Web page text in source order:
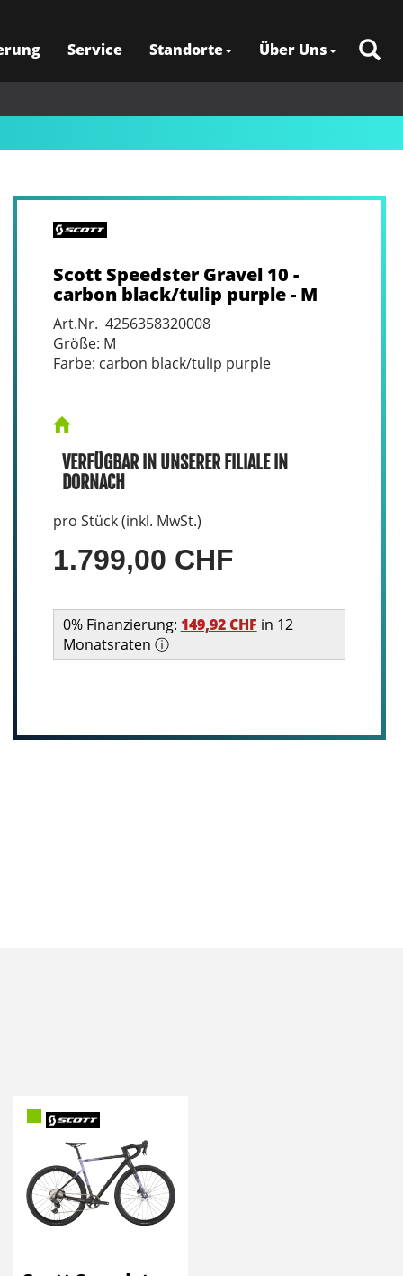
Service Standorte Über Uns
Scott Speedster Gravel 10 -
carbon black/tulip purple - M
Art.Nr. 4256358320008
Größe: M
Farbe: carbon black/tulip purple
VERFÜGBAR IN UNSERER FILIALE IN
DORNACH
pro Stück (inkl. MwSt.)
1.799,00 CHF
0% Finanzierung: 149,92 CHF in 12
Monatsraten ⓘ